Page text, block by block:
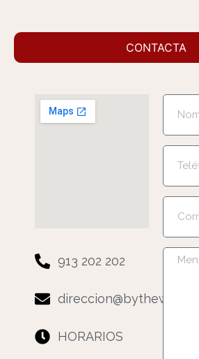
CONTACTA
913 202 202
direccion@bytheway.es
HORARIOS